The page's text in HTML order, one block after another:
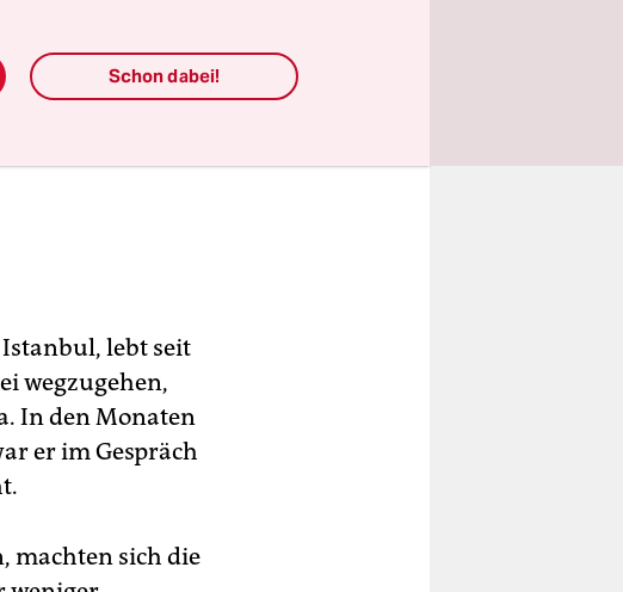
lebt seit
wegzugehen,
In den Monaten
er im Gespräch
machten sich die
Schon dabei!